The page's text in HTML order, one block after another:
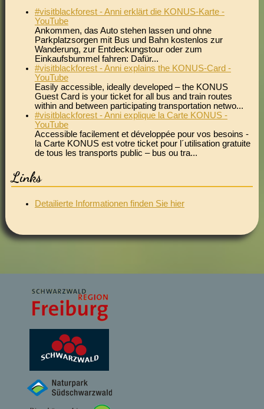
#visitblackforest - Anni erklärt die KONUS-Karte -
YouTube
Ankommen, das Auto stehen lassen und ohne
Parkplatzsorgen mit Bus und Bahn kostenlos zur
Wanderung, zur Entdeckungstour oder zum
Einkaufsbummel fahren: Dafür...
#visitblackforest - Anni explains the KONUS-Card -
YouTube
Easily accessible, ideally developed – the KONUS
Guest Card is your ticket for all bus and train routes
within and between participating transportation netwo...
#visitblackforest - Anni explique la Carte KONUS -
YouTube
Accessible facilement et développée pour vos besoins -
la Carte KONUS est votre ticket pour l´utilisation gratuite
de tous les transports public – bus ou tra...
Links
Detailierte Informationen finden Sie hier